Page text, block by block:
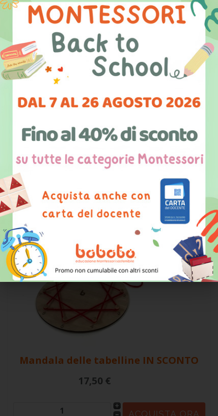
Montessori
Bambini e digitale
Tutorial
Laboratori
Eventi
Mandala delle tabelline IN SCONTO
17,50 €